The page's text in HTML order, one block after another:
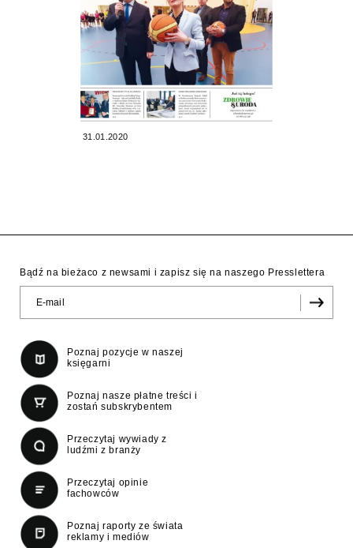
31.01.2020
Bądź na bieżaco z newsami i zapisz się na naszego Presslettera
Poznaj pozycje w naszej
księgarni
Poznaj nasze płatne treści i
zostań subskrybentem
Przeczytaj wywiady z
ludźmi z branży
Przeczytaj opinie
fachowców
Poznaj raporty ze świata
reklamy i mediów